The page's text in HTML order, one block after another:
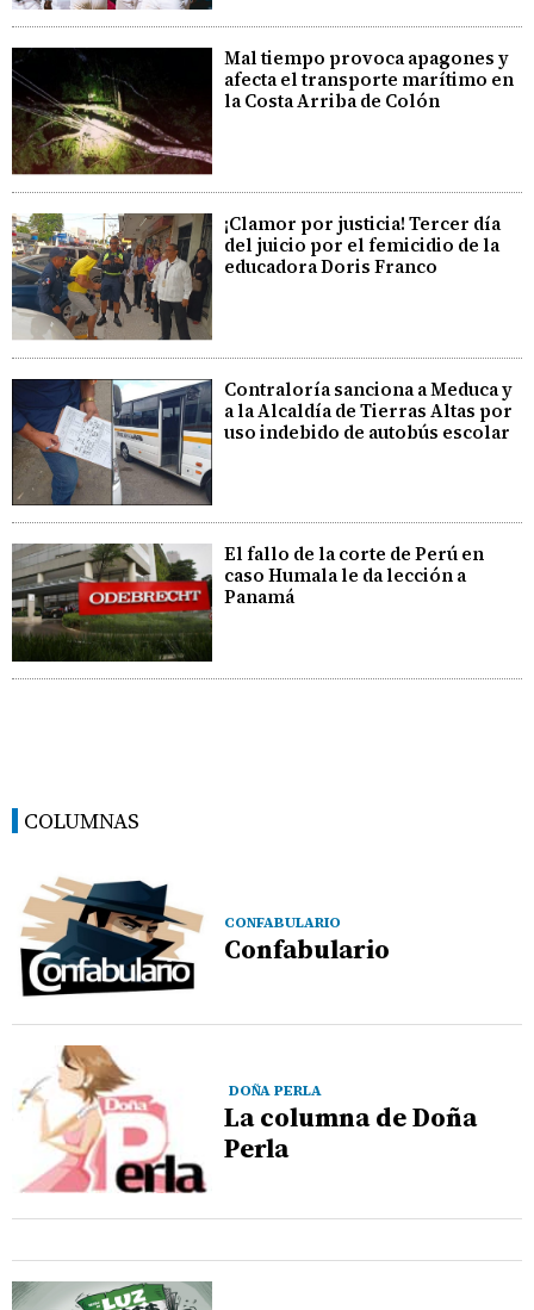
Mal tiempo provoca apagones y
afecta el transporte marítimo en
la Costa Arriba de Colón
¡Clamor por justicia! Tercer día
del juicio por el femicidio de la
educadora Doris Franco
Contraloría sanciona a Meduca y
a la Alcaldía de Tierras Altas por
uso indebido de autobús escolar
El fallo de la corte de Perú en
caso Humala le da lección a
Panamá
COLUMNAS
CONFABULARIO
Confabulario
DOÑA PERLA
La columna de Doña
Perla